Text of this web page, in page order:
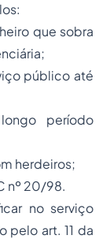
que sobra
público até
período
herdeiros;
nº 20/98.
no serviço
pelo art. 11 da